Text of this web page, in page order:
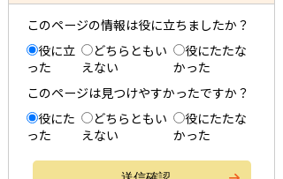
このページの情報は役に立ちましたか？
役に立
った
どちらともい
えない
役にたたな
かった
このページは見つけやすかったですか？
役にた
った
どちらともい
えない
役にたたな
かった